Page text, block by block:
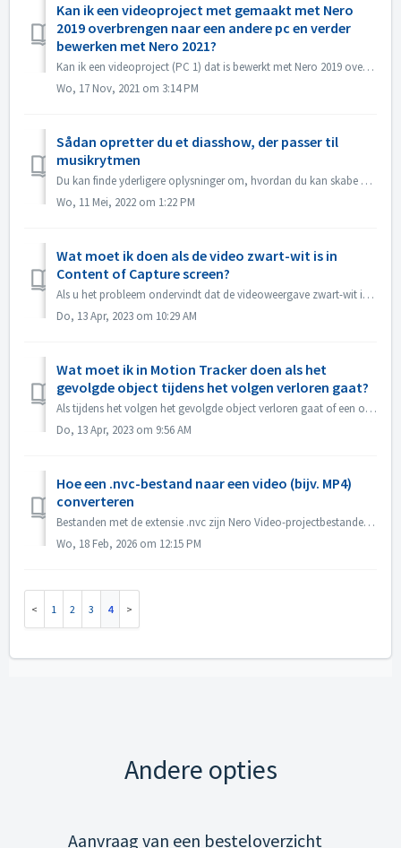
Kan ik een videoproject met gemaakt met Nero
2019 overbrengen naar een andere pc en verder
bewerken met Nero 2021?
Kan ik een videoproject (PC 1) dat is bewerkt met Nero 2019 overbrengen naar een andere PC (PC 2) en verder bewerken met Nero 2021? Ja, u kunt project en br...
Wo, 17 Nov, 2021 om 3:14 PM
Sådan opretter du et diasshow, der passer til
musikrytmen
Du kan finde yderligere oplysninger om, hvordan du kan skabe et lide show i takt med musikken på følgende link: Oprettelse af et diasshow efter musikkens ry...
Wo, 11 Mei, 2022 om 1:22 PM
Wat moet ik doen als de video zwart-wit is in
Content of Capture screen?
Als u het probleem ondervindt dat de videoweergave zwart-wit is, maar het exporteren/branden in kleur is, moet u het Windows-systeem of het stuurprogramma v...
Do, 13 Apr, 2023 om 10:29 AM
Wat moet ik in Motion Tracker doen als het
gevolgde object tijdens het volgen verloren gaat?
Als tijdens het volgen het gevolgde object verloren gaat of een offset heeft, kunt u "het volgen onmiddellijk stoppen", klik op "Inzoomen&quo...
Do, 13 Apr, 2023 om 9:56 AM
Hoe een .nvc-bestand naar een video (bijv. MP4)
converteren
Bestanden met de extensie .nvc zijn Nero Video-projectbestanden, GEEN voltooide video's. Ze bevatten bewerkingsinstructies en koppelingen naar uw bronme...
Wo, 18 Feb, 2026 om 12:15 PM
1 2 3 4
Andere opties
Aanvraag van een besteloverzicht